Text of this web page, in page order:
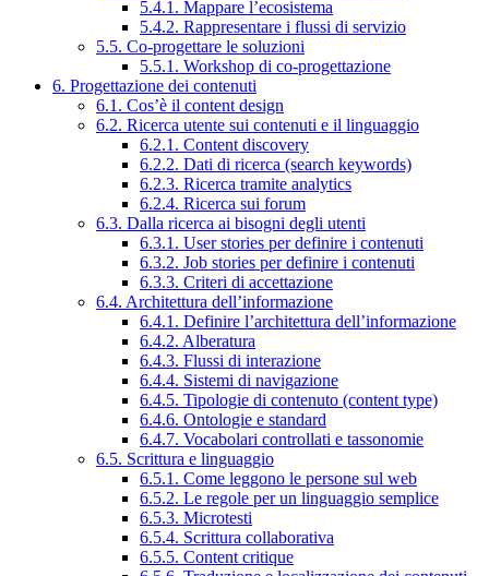
5.4.1. Mappare l’ecosistema
5.4.2. Rappresentare i flussi di servizio
5.5. Co-progettare le soluzioni
5.5.1. Workshop di co-progettazione
6. Progettazione dei contenuti
6.1. Cos’è il content design
6.2. Ricerca utente sui contenuti e il linguaggio
6.2.1. Content discovery
6.2.2. Dati di ricerca (search keywords)
6.2.3. Ricerca tramite analytics
6.2.4. Ricerca sui forum
6.3. Dalla ricerca ai bisogni degli utenti
6.3.1. User stories per definire i contenuti
6.3.2. Job stories per definire i contenuti
6.3.3. Criteri di accettazione
6.4. Architettura dell’informazione
6.4.1. Definire l’architettura dell’informazione
6.4.2. Alberatura
6.4.3. Flussi di interazione
6.4.4. Sistemi di navigazione
6.4.5. Tipologie di contenuto (content type)
6.4.6. Ontologie e standard
6.4.7. Vocabolari controllati e tassonomie
6.5. Scrittura e linguaggio
6.5.1. Come leggono le persone sul web
6.5.2. Le regole per un linguaggio semplice
6.5.3. Microtesti
6.5.4. Scrittura collaborativa
6.5.5. Content critique